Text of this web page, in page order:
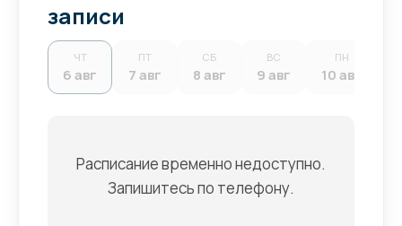
записи
ЧТ
6 авг
ПТ
7 авг
СБ
8 авг
ВС
9 авг
ПН
10 авг
Расписание временно недоступно.
Запишитесь по телефону.